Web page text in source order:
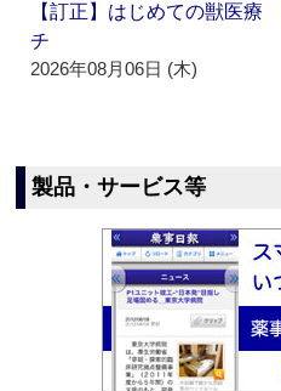
【訂正】はじめての獣医
チ
2026年08月06日 (木)
製品・サービス等